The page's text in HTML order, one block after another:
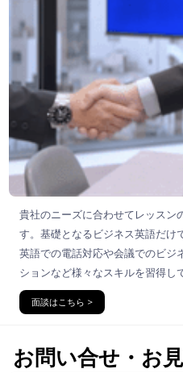
貴社のニーズに合わせてレッスン
す。基礎となるビジネス英語だけ
英語での電話対応や会議でのビジ
ションなど様々なスキルを習得し
面談はこちら >
お問い合せ・お